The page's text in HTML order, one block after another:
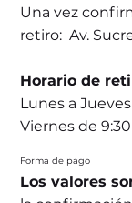
Una vez
retiro: Av.
Horario de
Lunes a Jueves
Viernes de 9:30
Forma de pago
Los valores